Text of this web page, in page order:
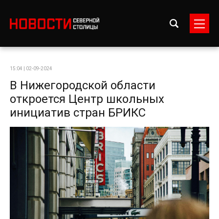
15:04 | 02-09-2024
В Нижегородской области
откроется Центр школьных
инициатив стран БРИКС